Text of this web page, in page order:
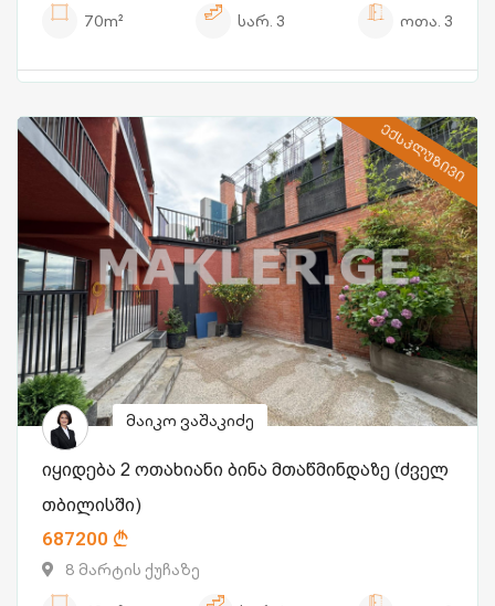
70m²
სარ. 3 ოთა. 3
ᲔᲥᲡᲙᲚᲣᲖᲘᲕᲘ
მაიკო ვაშაკიძე
იყიდება 2 ოთახიანი ბინა მთაწმინდაზე (ძველ
თბილისში)
687200
8 მარტის ქუჩაზე